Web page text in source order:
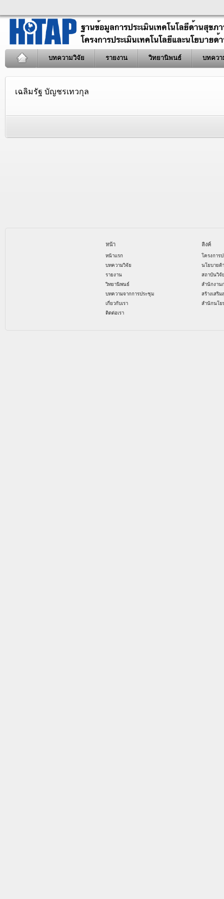
บทความวิจัย รายงาน วิทยานิพนธ์ บทควา
เฉลิมรัฐ บัญชรเทวกุล
หน้า
หน้าแรก
บทความวิจัย
รายงาน
วิทยานิพนธ์
บทความจากการประชุม
เกี่ยวกับเรา
ติดต่อเรา
ลิงค์
โครงการ
นโยบายด้
สถาบันวิจั
สำนักงาน
สร้างเสริ
สำนักนโย